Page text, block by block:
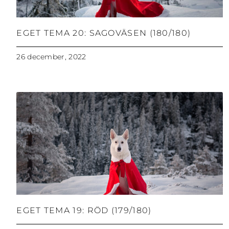
EGET TEMA 20: SAGOVÄSEN (180/180)
26 december, 2022
EGET TEMA 19: RÖD (179/180)